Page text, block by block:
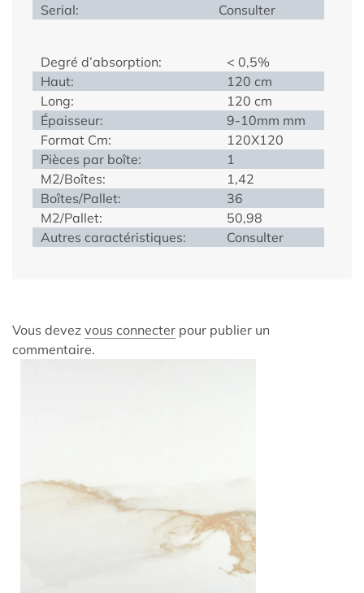
Serial:
Consulter
Degré d’absorption:
< 0,5%
Haut:
120 cm
Long:
120 cm
Épaisseur:
9-10mm mm
Format Cm:
120X120
Pièces par boîte:
1
M2/Boîtes:
1,42
Boîtes/Pallet:
36
M2/Pallet:
50,98
Autres caractéristiques:
Consulter
Vous devez vous connecter pour publier un
commentaire.